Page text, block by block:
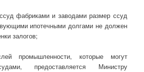
фабриками и заводами размер ссуд
ипотечными долгами не должен
залогов;
промышленности, которые могут
предоставляется Министру